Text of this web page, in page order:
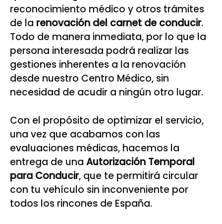
reconocimiento médico y otros trámites
de la renovación del carnet de conducir.
Todo de manera inmediata, por lo que la
persona interesada podrá realizar las
gestiones inherentes a la renovación
desde nuestro Centro Médico, sin
necesidad de acudir a ningún otro lugar.
Con el propósito de optimizar el servicio,
una vez que acabamos con las
evaluaciones médicas, hacemos la
entrega de una Autorización Temporal
para Conducir, que te permitirá circular
con tu vehículo sin inconveniente por
todos los rincones de España.